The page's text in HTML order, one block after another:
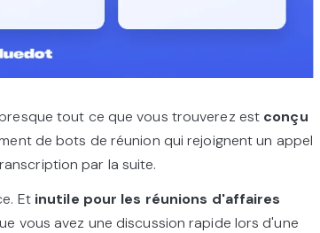
tout ce que vous trouverez est conçu
de bots de réunion qui rejoignent un appel
par la suite.
Et inutile pour les réunions d'affaires
vous avez une discussion rapide lors d'une